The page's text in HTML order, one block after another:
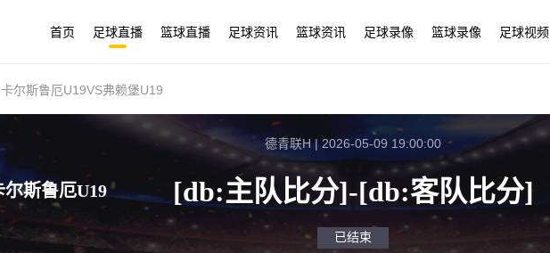
首页 足球直播 篮球直播 足球资讯 篮球资讯 足球录像 篮球录像 足球视频
卡尔斯鲁厄U19VS弗赖堡U19
尔斯鲁厄U19
德青联H | 2026-05-09 19:00:00
[db:主队比分]-[db:客队比分]
已结束